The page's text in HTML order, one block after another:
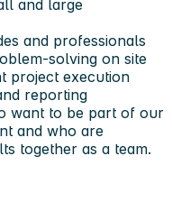
and large
and professionals
solving on site
project execution
reporting
want to be part of our
and who are
together as a team.